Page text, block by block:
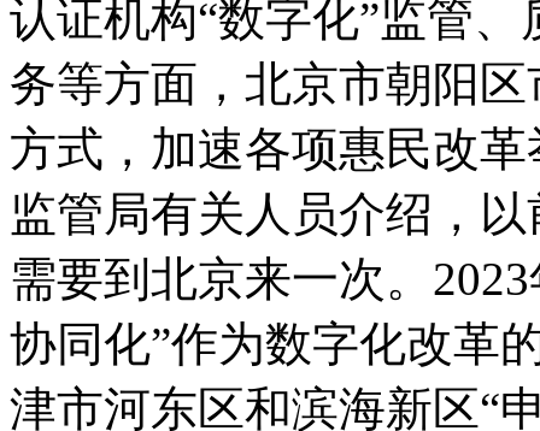
认证机构“数字化”监管
务等方面，北京市朝阳
方式，加速各项惠民改
监管局有关人员介绍，
需要到北京来一次。
协同化”作为数字化改革
津市河东区和滨海新区“